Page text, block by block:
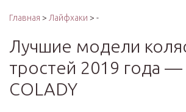
Главная > Лайфхаки > -
Лучшие модели
тростей 2019 года —
COLADY